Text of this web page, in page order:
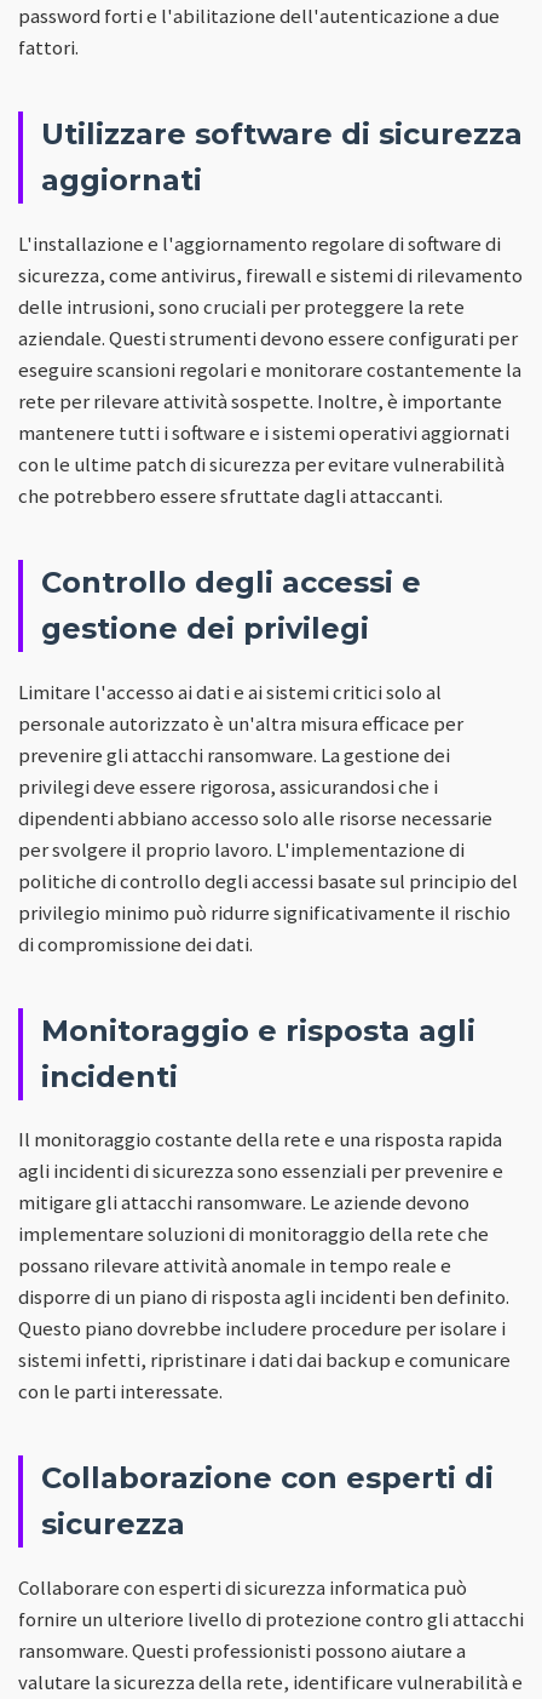
password forti e l'abilitazione dell'autenticazione a due
fattori.
Utilizzare software di sicurezza
aggiornati
L'installazione e l'aggiornamento regolare di software di
sicurezza, come antivirus, firewall e sistemi di rilevamento
delle intrusioni, sono cruciali per proteggere la rete
aziendale. Questi strumenti devono essere configurati per
eseguire scansioni regolari e monitorare costantemente la
rete per rilevare attività sospette. Inoltre, è importante
mantenere tutti i software e i sistemi operativi aggiornati
con le ultime patch di sicurezza per evitare vulnerabilità
che potrebbero essere sfruttate dagli attaccanti.
Controllo degli accessi e
gestione dei privilegi
Limitare l'accesso ai dati e ai sistemi critici solo al
personale autorizzato è un'altra misura efficace per
prevenire gli attacchi ransomware. La gestione dei
privilegi deve essere rigorosa, assicurandosi che i
dipendenti abbiano accesso solo alle risorse necessarie
per svolgere il proprio lavoro. L'implementazione di
politiche di controllo degli accessi basate sul principio del
privilegio minimo può ridurre significativamente il rischio
di compromissione dei dati.
Monitoraggio e risposta agli
incidenti
Il monitoraggio costante della rete e una risposta rapida
agli incidenti di sicurezza sono essenziali per prevenire e
mitigare gli attacchi ransomware. Le aziende devono
implementare soluzioni di monitoraggio della rete che
possano rilevare attività anomale in tempo reale e
disporre di un piano di risposta agli incidenti ben definito.
Questo piano dovrebbe includere procedure per isolare i
sistemi infetti, ripristinare i dati dai backup e comunicare
con le parti interessate.
Collaborazione con esperti di
sicurezza
Collaborare con esperti di sicurezza informatica può
fornire un ulteriore livello di protezione contro gli attacchi
ransomware. Questi professionisti possono aiutare a
valutare la sicurezza della rete, identificare vulnerabilità e